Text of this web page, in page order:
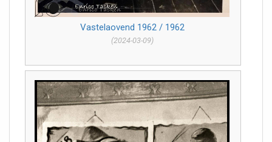
Vastelaovend 1962 / 1962
(2024-03-09)